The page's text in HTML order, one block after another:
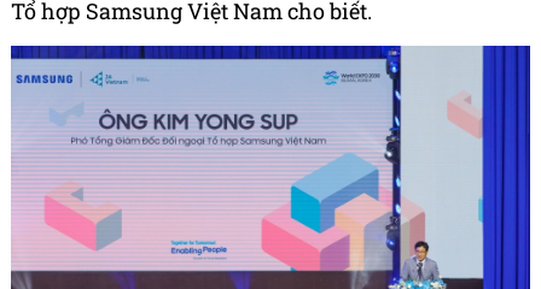
Tổ hợp Samsung Việt Nam cho biết.